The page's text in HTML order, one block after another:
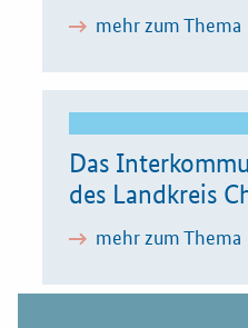
mehr zum Thema
Das
des Landkreis
mehr zum Thema